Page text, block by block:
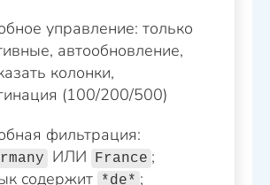
управление: только
автообновление,
колонки,
(100/200/500)
фильтрация:
ИЛИ France ;
содержит
*de* ;